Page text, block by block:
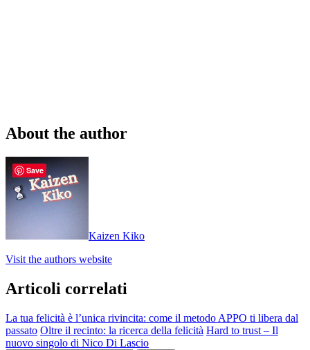
About the author
Kaizen Kiko
Visit the authors website
Articoli correlati
La tua felicità è l’unica rivincita: come il metodo APPO ti libera dal
passato Oltre il recinto: la ricerca della felicità Hard to trust – Il
nuovo singolo di Nico Di Lascio
Save